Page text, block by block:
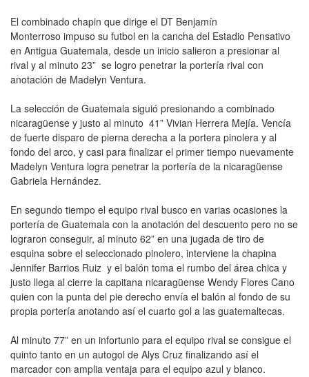
El combinado chapin que dirige el DT Benjamín
Monterroso impuso su futbol en la cancha del Estadio Pensativo
en Antigua Guatemala, desde un inicio salieron a presionar al
rival y al minuto 23” se logro penetrar la portería rival con
anotación de Madelyn Ventura.
La selección de Guatemala siguió presionando a combinado
nicaragüense y justo al minuto 41” Vivian Herrera Mejía. Vencía
de fuerte disparo de pierna derecha a la portera pinolera y al
fondo del arco, y casi para finalizar el primer tiempo nuevamente
Madelyn Ventura logra penetrar la portería de la nicaragüense
Gabriela Hernández.
En segundo tiempo el equipo rival busco en varias ocasiones la
portería de Guatemala con la anotación del descuento pero no se
lograron conseguir, al minuto 62” en una jugada de tiro de
esquina sobre el seleccionado pinolero, interviene la chapina
Jennifer Barrios Ruiz y el balón toma el rumbo del área chica y
justo llega al cierre la capitana nicaragüense Wendy Flores Cano
quien con la punta del pie derecho envía el balón al fondo de su
propia portería anotando así el cuarto gol a las guatemaltecas.
Al minuto 77” en un infortunio para el equipo rival se consigue el
quinto tanto en un autogol de Alys Cruz finalizando así el
marcador con amplia ventaja para el equipo azul y blanco.